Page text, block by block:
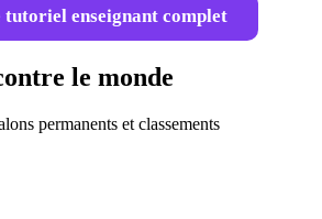
tutoriel enseignant complet
le monde
permanents et classements